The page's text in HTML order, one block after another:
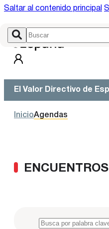
Saltar al contenido principal
El Valor Directivo de
InicioAgendas
ENCUENTROS